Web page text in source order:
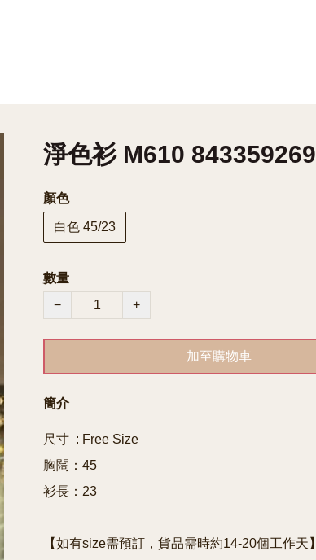
淨色衫 M610 843359269
顏色
白色 45/23
數量
−
+
加至購物車
簡介
尺寸  : Free Size
胸闊：45
衫長：23